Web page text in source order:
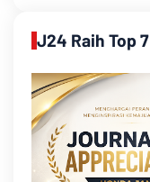
J24 Raih Top 7